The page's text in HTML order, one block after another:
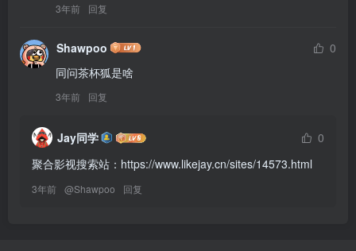
3年前 回复
Shawpoo
0
同问茶杯狐是啥
3年前 回复
Jay同学
0
聚合影视搜索站：https://www.likejay.cn/sites/14573.html
3年前 @Shawpoo 回复